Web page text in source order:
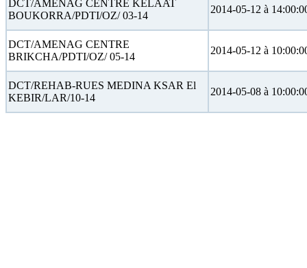
DCT/AMENAG CENTRE KELAAT
BOUKORRA/PDTI/OZ/ 03-14
2014-05-12 à
DCT/AMENAG CENTRE
BRIKCHA/PDTI/OZ/ 05-14
2014-05-12 à
DCT/REHAB-RUES MEDINA KSAR El
KEBIR/LAR/10-14
2014-05-08 à